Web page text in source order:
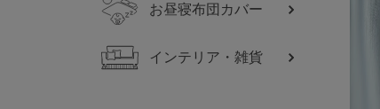
お昼寝布団カバー
インテリア・雑貨